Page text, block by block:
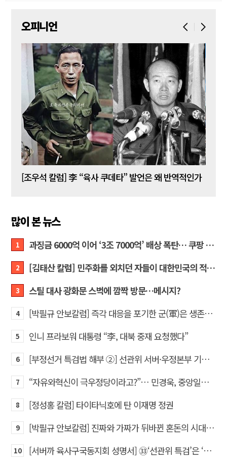
오피니언
[조우석 칼럼] 李 “육사 쿠데타” 발언은 왜 반역적인가
많이 본 뉴스
1 과징금 6000억 이어 ‘3조 7000억’ 배상 폭탄… 쿠팡 때리기에 한미 통상 ‘초비상’
2 [김태산 칼럼] 민주화를 외치던 자들이 대한민국의 적이고 간첩이었다
3 스틸 대사 광화문 스벅에 깜짝 방문…메시지?
4 [박필규 안보칼럼] 즉각 대응을 포기한 군(軍)은 생존할 수 없다
5 인니 프라보워 대통령 “李, 대북 중재 요청했다”
6 [부정선거 특검법 해부 ②] 선관위 서버·우정본부 기록까지…‘증거를 끌어오는 칼’
7 “자유와혁신이 극우정당이라고?”… 민경욱, 중앙일보 직격
8 [정성홍 칼럼] 타이타닉호에 탄 이재명 정권
9 [박필규 안보칼럼] 진짜와 가짜가 뒤바뀐 혼돈의 시대, 안보 파탄은 막아야
10 [서버까 육사구국동지회 성명서] ㉝‘선관위 특검’은 ‘부정선거 특검’으로 명명하고 박주현 변호사를 ‘특검’으로 임명하라!